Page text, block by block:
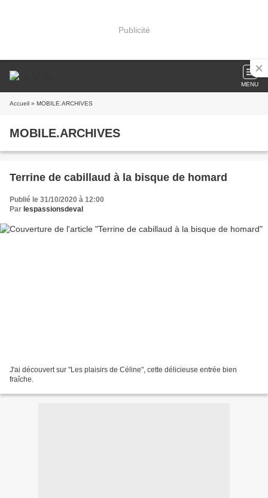
Publicité
MENU
Accueil » MOBILE.ARCHIVES
MOBILE.ARCHIVES
Terrine de cabillaud à la bisque de homard
Publié le 31/10/2020 à 12:00
Par lespassionsdeval
J'ai découvert sur "Les plaisirs de Céline", cette délicieuse entrée bien
fraîche.